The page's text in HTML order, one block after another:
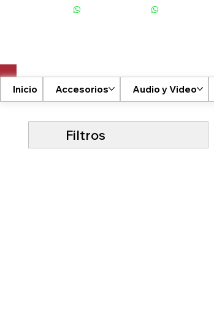
Inicio Accesorios Audio y Video
Filtros